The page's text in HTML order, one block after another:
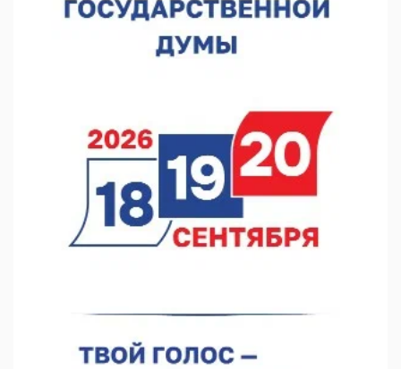
Фестиваль SALUT! ИСКРА пройдет в сквере Свердлова
Нижегородский кадровый центр проведет ярмарки вакансий
05.08.2026 10:51